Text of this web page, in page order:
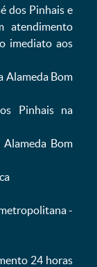
dos Pinhais e
atendimento
imediato aos
Alameda Bom
Pinhais na
Alameda Bom
metropolitana -
24 horas